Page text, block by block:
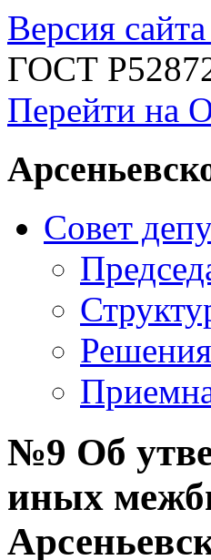
Версия
ГОСТ
Перейти на
Совет
№9 Об
иных